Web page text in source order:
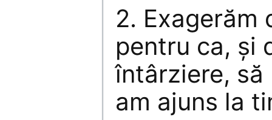
2. Exagerăm
pentru ca, şi
întârziere, să
am ajuns la